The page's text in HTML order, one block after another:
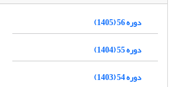
دوره 56 (1405)
دوره 55 (1404)
دوره 54 (1403)